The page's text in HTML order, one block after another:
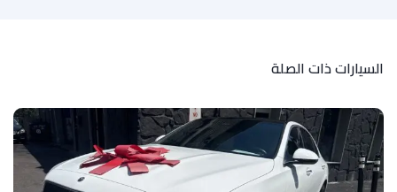
السيارات ذات الصلة